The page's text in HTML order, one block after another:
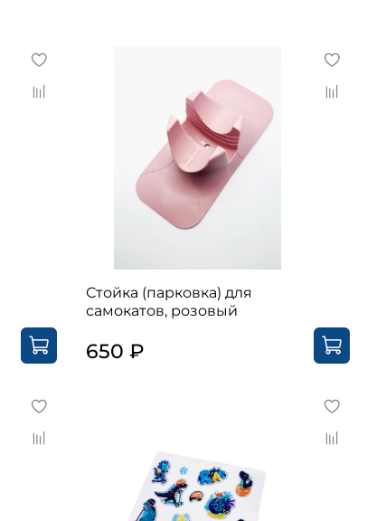
Стойка (парковка) для
самокатов, розовый
650 ₽